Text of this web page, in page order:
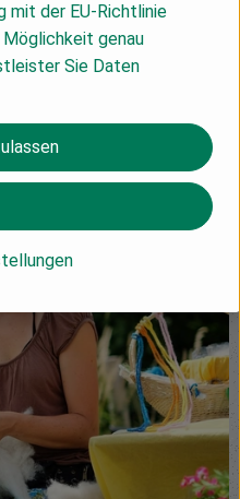
mit der EU-Richtlinie
genau
Sie Daten